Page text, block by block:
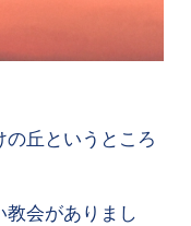
丘というところ
会がありまし